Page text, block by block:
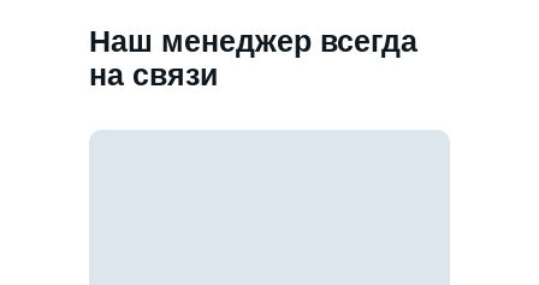
Наш менеджер всегда
на связи